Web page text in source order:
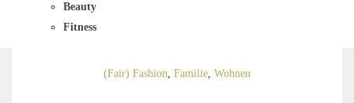
Beauty
Fitness
(Fair) Fashion, Familie, Wohnen